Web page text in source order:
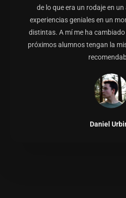
de lo que era un rodaje en
experiencias geniales en un
distintas. A mí me ha
próximos alumnos tengan la
Daniel